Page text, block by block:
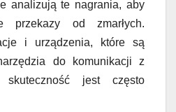
analizują te nagrania, aby
przekazy od zmarłych.
i urządzenia, które są
do komunikacji z
jest często